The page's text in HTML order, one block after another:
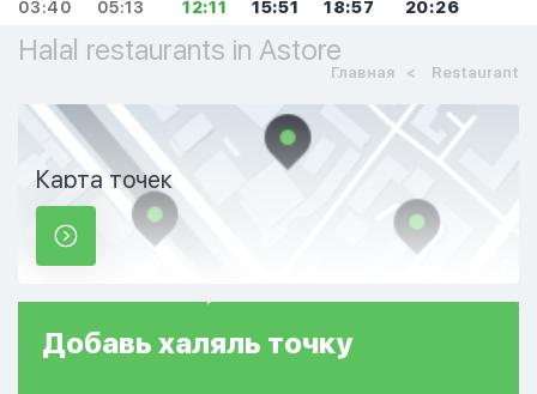
03:40 05:13 12:11 15:51 18:57 20:26
Halal restaurants in Astore
Главная Restaurant
Карта точек
Добавь халяль точку